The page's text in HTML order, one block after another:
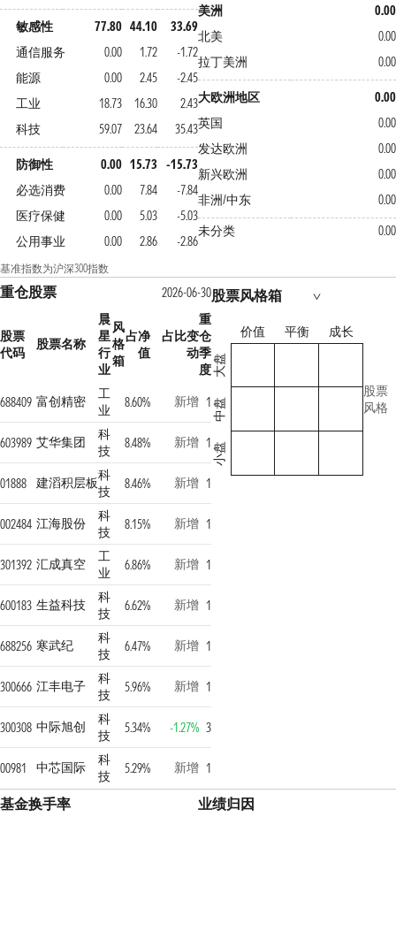
敏感性 77.80 44.10
33.69
通信服务
0.00 1.72
-1.72
能源
0.00 2.45
-2.45
工业
18.73 16.30
2.43
科技
59.07 23.64 35.43
防御性 0.00 15.73
-15.73
必选消费
0.00 7.84
-7.84
医疗保健
0.00 5.03
-5.03
公用事业
0.00 2.86 -2.86
基准指数为沪深300指数
美洲
0.00
北美
0.00
拉丁美洲
0.00
大欧洲地区
0.00
英国
0.00
发达欧洲
0.00
新兴欧洲
0.00
非洲/中东
0.00
未分类
0.00
重仓股票 2026-06-30
股票
代码
股票名称
晨
星
行
业
风
格
箱
占净
值
占比变
动
重
仓
季
度
688409 富创精密
工
业
8.60% 新增 1
603989 艾华集团
科
技
8.48% 新增 1
01888 建滔积层板科
技
8.46% 新增 1
002484 江海股份
科
技
8.15% 新增 1
301392 汇成真空
工
业
6.86% 新增 1
600183 生益科技
科
技
6.62% 新增 1
688256 寒武纪
科
技
6.47% 新增 1
300666 江丰电子
科
技
5.96% 新增 1
300308 中际旭创
科
技
5.34% -1.27% 3
00981 中芯国际
科
技
5.29% 新增 1
股票风格箱
价值 平衡 成长
大盘
中盘
小盘
股票
风格
基金换手率 业绩归因